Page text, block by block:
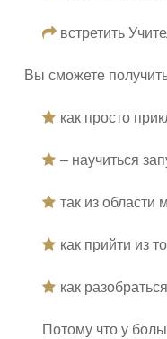
встретить
Вы сможете
как просто
– научиться
так из
как прийти из
как
Потому что у